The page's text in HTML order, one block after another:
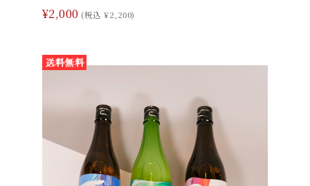
¥2,000 (税込 ¥2,200)